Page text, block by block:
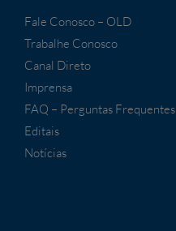
Fale Conosco – OLD
Trabalhe Conosco
Canal Direto
Imprensa
FAQ – Perguntas Frequentes
Editais
Notícias